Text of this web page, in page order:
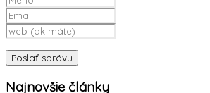
Najnovšie články